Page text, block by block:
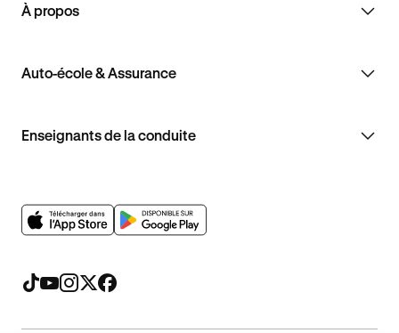
À propos
Auto-école & Assurance
Enseignants de la conduite